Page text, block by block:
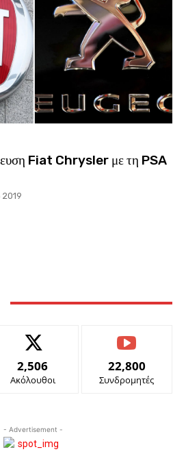
Fiat Chrysler με τη PSA
2019
2,506
Ακόλουθοι
22,800
Συνδρομητές
- Advertisement -